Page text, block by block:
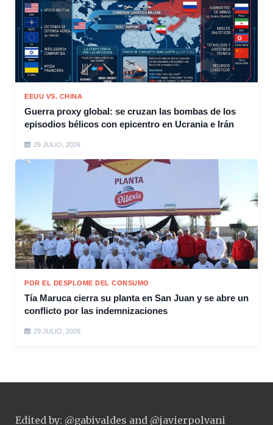
EEUU VS. CHINA
Guerra proxy global: se cruzan las bombas de los
episodios bélicos con epicentro en Ucrania e Irán
29 JULIO, 2026
POR EL DESPLOME DEL CONSUMO
Tía Maruca cierra su planta en San Juan y se abre un
conflicto por las indemnizaciones
29 JULIO, 2026
Edited by: @gabivaldes and @javierpolvani